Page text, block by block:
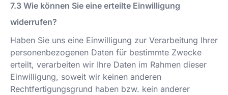
Wie können Sie eine erteilte Einwilligung
widerrufen?
Haben Sie uns eine Einwilligung zur Verarbeitung Ihrer
personenbezogenen Daten für bestimmte Zwecke
erteilt, verarbeiten wir Ihre Daten im Rahmen dieser
Einwilligung, soweit wir keinen anderen
Rechtfertigungsgrund haben bzw. kein anderer